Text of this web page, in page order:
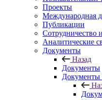
Проекты
Международная
Публикации
Сотрудничество
Аналитические
Документы
Назад
Документы
Документы